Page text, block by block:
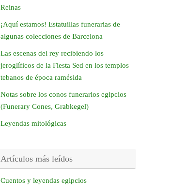
Reinas
¡Aquí estamos! Estatuillas funerarias de
algunas colecciones de Barcelona
Las escenas del rey recibiendo los
jeroglíficos de la Fiesta Sed en los templos
tebanos de época ramésida
Notas sobre los conos funerarios egipcios
(Funerary Cones, Grabkegel)
Leyendas mitológicas
Artículos más leídos
Cuentos y leyendas egipcios